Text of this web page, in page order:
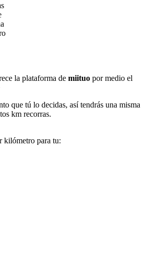
la plataforma de miituo por medio el
que tú lo decidas, así tendrás una misma
km recorras.
kilómetro para tu: